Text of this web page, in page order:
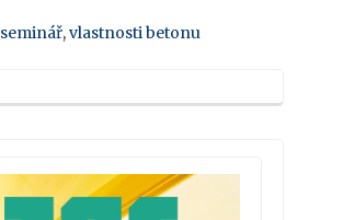
seminář,vlastnosti betonu